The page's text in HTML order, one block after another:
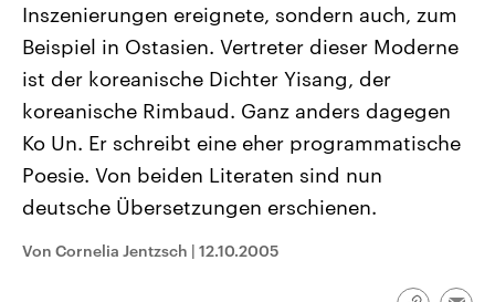
Landtagswahl Sachsen-Anhalt
Alle Informationen
Sachsen-Anhalt wählt am 6.
September 2026 einen neuen
Landtag. Seit 2021 wird das
Bundesland von einer Koalition aus
CDU, SPD und FDP regiert.-
Wahlprogramme, aktuelle Berichte
und Hintergründe zu den Parteien
und Kandidaten der anstehenden
USA
Aktuelle Beiträge,
Hintergründe
Wirtschaftlich und
gehören die Vereinigten
den mächtigsten Ländern
mit großem Einfluss auf
aktuelle Weltgeschehen.
Audio-Archiv
Inszenierungen ereignete, sondern auch, zum
Beispiel in Ostasien. Vertreter dieser Moderne
ist der koreanische Dichter Yisang, der
koreanische Rimbaud. Ganz anders dagegen
Ko Un. Er schreibt eine eher programmatische
Poesie. Von beiden Literaten sind nun
deutsche Übersetzungen erschienen.
Von Cornelia Jentzsch | 12.10.2005